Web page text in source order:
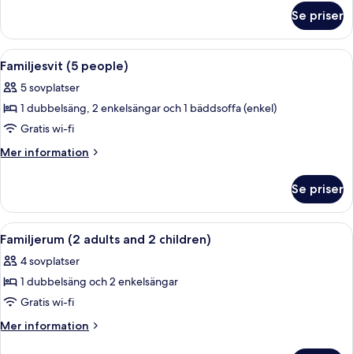
poolen
(2
adults
and
1
child)
trippelrum
utsikt
poolen
(2
and
1
child)
Se priser
Öppna
alla
foton
för
Familjesvit
(5
Ett hotellrum med två sängar, en
4
Familjesvit (5 people)
5 sovplatser
1 dubbelsäng, 2 enkelsängar och 1 bäddsoffa (enkel)
Gratis wi-fi
Mer information
Mer
(5
people)
Se priser
Öppna
alla
foton
för
Familjerum
(2
Värdeförvaringsskåp på rummet,
4
Familjerum (2 adults and 2 children)
4 sovplatser
1 dubbelsäng och 2 enkelsängar
Gratis wi-fi
Mer information
Mer